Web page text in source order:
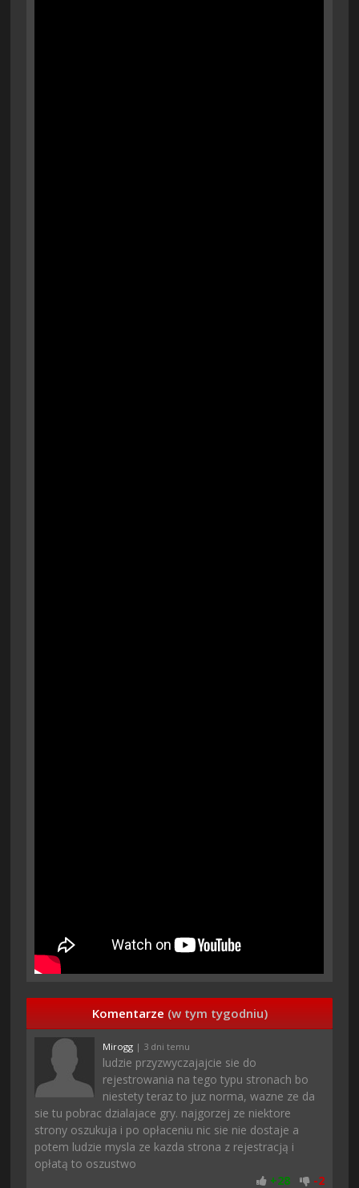
Komentarze (w tym tygodniu)
Mirogg | 3 dni temu
ludzie przyzwyczajajcie sie do
rejestrowania na tego typu stronach bo
niestety teraz to juz norma, wazne ze da
sie tu pobrac dzialajace gry. najgorzej ze niektore
strony oszukuja i po opłaceniu nic sie nie dostaje a
potem ludzie mysla ze kazda strona z rejestracją i
opłatą to oszustwo
+28 -2